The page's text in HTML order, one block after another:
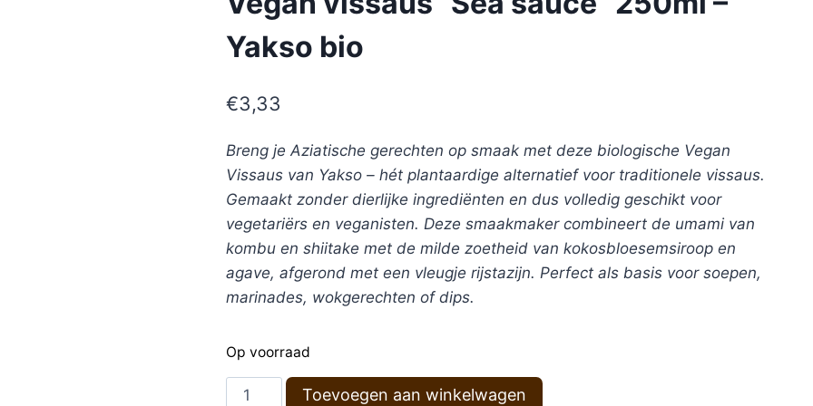
Yakso bio
€3,33
Breng je Aziatische gerechten op smaak met deze biologische Vegan
Vissaus van Yakso – hét plantaardige alternatief voor traditionele vissaus.
Gemaakt zonder dierlijke ingrediënten en dus volledig geschikt voor
vegetariërs en veganisten. Deze smaakmaker combineert de umami van
kombu en shiitake met de milde zoetheid van kokosbloesemsiroop en
agave, afgerond met een vleugje rijstazijn. Perfect als basis voor soepen,
marinades, wokgerechten of dips.
Op voorraad
Vegan
Toevoegen aan winkelwagen